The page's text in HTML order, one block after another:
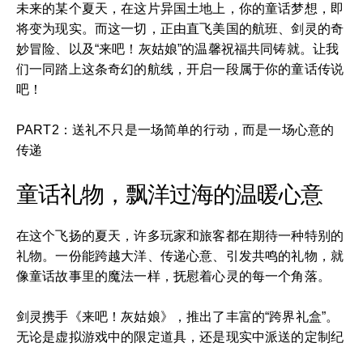
未来的某个夏天，在这片异国土地上，你的童话梦想，即
将变为现实。而这一切，正由直飞美国的航班、剑灵的奇
妙冒险、以及“来吧！灰姑娘”的温馨祝福共同铸就。让我
们一同踏上这条奇幻的航线，开启一段属于你的童话传说
吧！
PART2：送礼不只是一场简单的行动，而是一场心意的
传递
童话礼物，飘洋过海的温暖心意
在这个飞扬的夏天，许多玩家和旅客都在期待一种特别的
礼物。一份能跨越大洋、传递心意、引发共鸣的礼物，就
像童话故事里的魔法一样，抚慰着心灵的每一个角落。
剑灵携手《来吧！灰姑娘》，推出了丰富的“跨界礼盒”。
无论是虚拟游戏中的限定道具，还是现实中派送的定制纪